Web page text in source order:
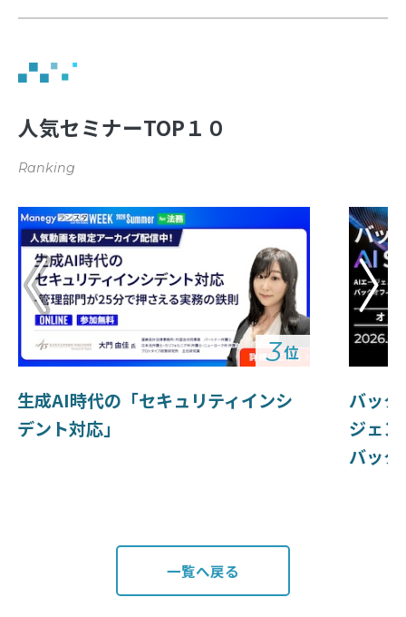
人気セミナーTOP１０
Ranking
3位
生成AI時代の「セキュリティインシ
デント対応」
バッ
ジェ
バッ
一覧へ戻る